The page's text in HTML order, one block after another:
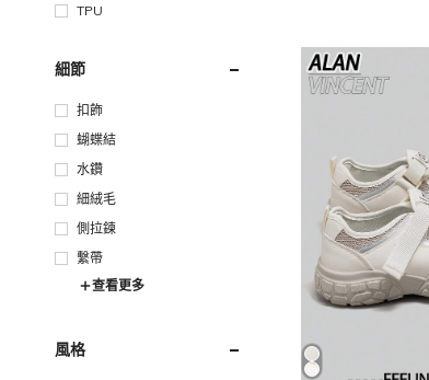
TPU
細節
扣飾
蝴蝶結
水鑽
細絨毛
側拉鍊
繫帶
查看更多
風格